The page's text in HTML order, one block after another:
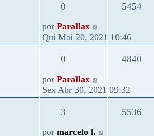
0 5454
por Parallax
Qui Mai 20, 2021 10:46
0 4840
por Parallax
Sex Abr 30, 2021 09:32
3 5536
por marcelo l.